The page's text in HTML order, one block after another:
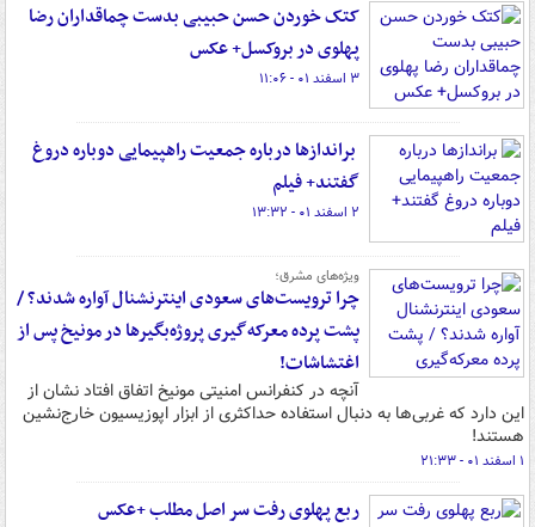
کتک خوردن حسن حبیبی بدست چماقداران رضا
پهلوی در بروکسل+ عکس
۳ اسفند ۰۱ - ۱۱:۰۶
براندازها درباره جمعیت راهپیمایی دوباره دروغ
گفتند+ فیلم
۲ اسفند ۰۱ - ۱۳:۳۲
ویژه‌های مشرق؛
چرا ترویست‌های سعودی اینترنشنال آواره شدند؟ /
پشت پرده معرکه‌گیری پروژه‌بگیرها در مونیخ پس از
اغتشاشات!
آنچه در کنفرانس امنیتی مونیخ اتفاق افتاد نشان از
این دارد که غربی‌ها به دنبال استفاده حداکثری از ابزار اپوزیسیون خارج‌نشین
هستند!
۱ اسفند ۰۱ - ۲۱:۳۳
ربع پهلوی رفت سر اصل مطلب +عکس